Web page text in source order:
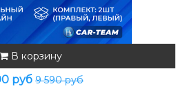
В корзину
руб 9 590 руб